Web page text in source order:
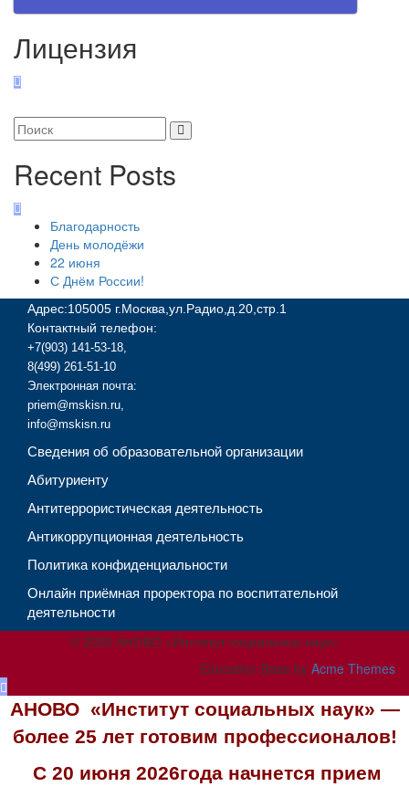
Лицензия
Recent Posts
Благодарность
День молодёжи
22 июня
С Днём России!
Адрес:105005 г.Москва,ул.Радио,д.20,стр.1
Контактный телефон:
+7(903) 141-53-18,
8(499) 261-51-10
Электронная почта:
priem@mskisn.ru,
info@mskisn.ru
Сведения об образовательной организации
Абитуриенту
Антитеррористическая деятельность
Антикоррупционная деятельность
Политика конфиденциальности
Онлайн приёмная проректора по воспитательной
деятельности
© 2026 АНОВО «Институт социальных наук»
Education Base by Acme Themes
АНОВО «Институт социальных наук» —
более 25 лет готовим профессионалов!
С 20 июня 2026года начнется прием